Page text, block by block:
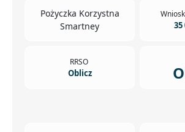
Pożyczka Korzystna
Smartney
35
RRSO
Oblicz